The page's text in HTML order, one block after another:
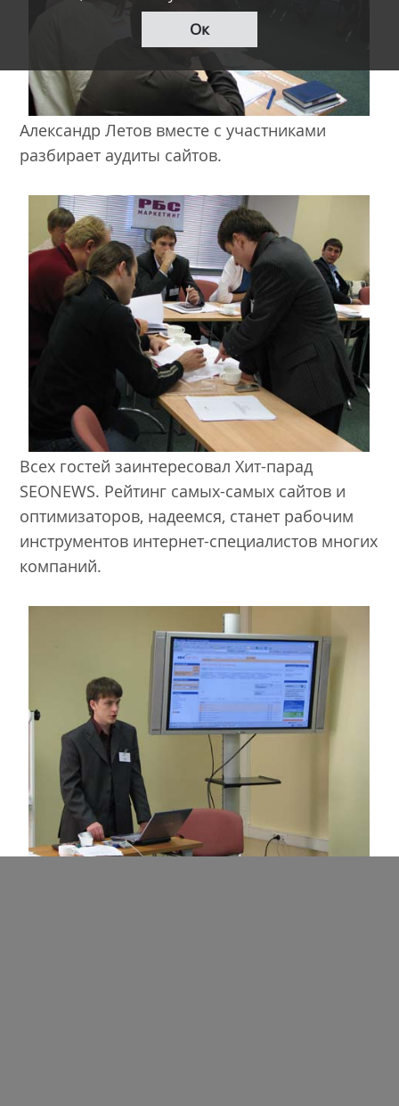
Александр Летов вместе с участниками
разбирает аудиты сайтов.
Всех гостей заинтересовал Хит-парад
SEONEWS. Рейтинг самых-самых сайтов и
оптимизаторов, надеемся, станет рабочим
инструментов интернет-специалистов многих
компаний.
Ок